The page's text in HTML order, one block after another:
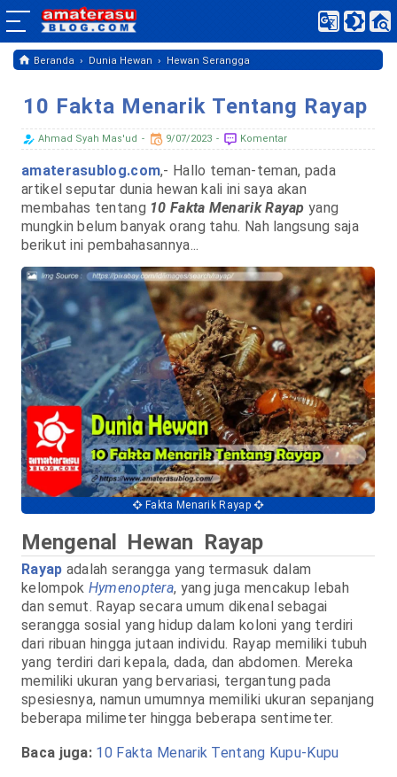
Beranda › Dunia Hewan › Hewan Serangga
10 Fakta Menarik Tentang Rayap
Ahmad Syah Mas'ud 9/07/2023 Komentar
amaterasublog.com,- Hallo teman-teman, pada
artikel seputar dunia hewan kali ini saya akan
membahas tentang 10 Fakta Menarik Rayap yang
mungkin belum banyak orang tahu. Nah langsung saja
berikut ini pembahasannya...
Fakta Menarik Rayap
Mengenal Hewan Rayap
Rayap adalah serangga yang termasuk dalam
kelompok Hymenoptera, yang juga mencakup lebah
dan semut. Rayap secara umum dikenal sebagai
serangga sosial yang hidup dalam koloni yang terdiri
dari ribuan hingga jutaan individu. Rayap memiliki tubuh
yang terdiri dari kepala, dada, dan abdomen. Mereka
memiliki ukuran yang bervariasi, tergantung pada
spesiesnya, namun umumnya memiliki ukuran sepanjang
beberapa milimeter hingga beberapa sentimeter.
Baca juga: 10 Fakta Menarik Tentang Kupu-Kupu